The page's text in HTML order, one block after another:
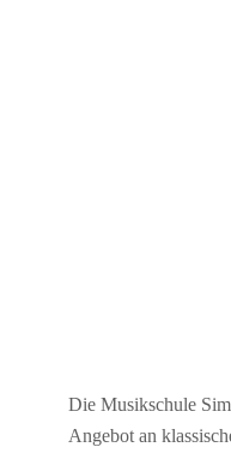
Die Musikschule
Angebot an